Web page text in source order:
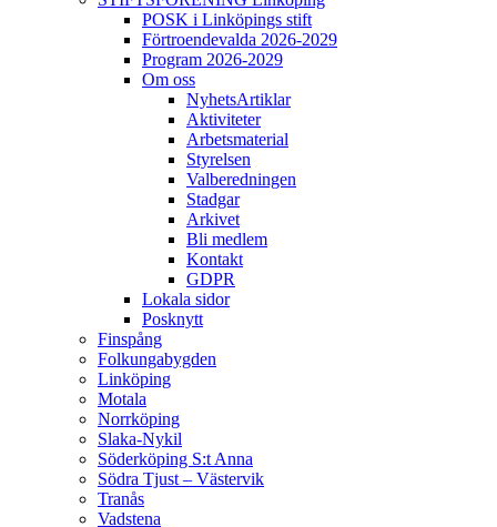
POSK i Linköpings stift
Förtroendevalda 2026-2029
Program 2026-2029
Om oss
NyhetsArtiklar
Aktiviteter
Arbetsmaterial
Styrelsen
Valberedningen
Stadgar
Arkivet
Bli medlem
Kontakt
GDPR
Lokala sidor
Posknytt
Finspång
Folkungabygden
Linköping
Motala
Norrköping
Slaka-Nykil
Söderköping S:t Anna
Södra Tjust – Västervik
Tranås
Vadstena